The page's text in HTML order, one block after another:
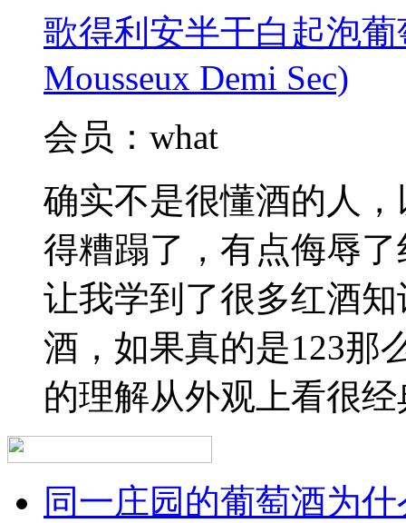
歌得利安半干白起泡葡
Mousseux Demi Sec)
会员：what
确实不是很懂酒的人
得糟蹋了，有点侮辱
让我学到了很多红酒
酒，如果真的是123那
的理解从外观上看很
同一庄园的葡萄酒为